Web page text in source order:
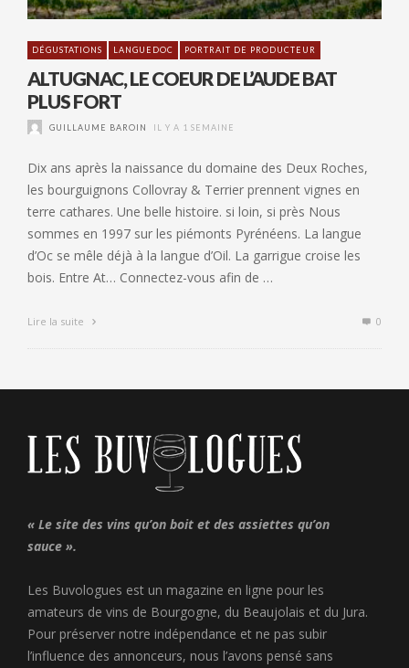
DÉGUSTATIONS LANGUEDOC PORTRAIT DE PRODUCTEUR
ALTUGNAC, LE COEUR DE L’AUDE BAT
PLUS FORT
GUILLAUME BAROIN IL Y A 1 SEMAINE
Dix ans après la naissance du domaine des Deux Roches,
les bourguignons Collovray & Terrier prennent vignes en
terre cathares. Une belle histoire. si loin, si près Nous
sommes en 1997 sur les piémonts Pyrénéens. La langue
d’Oc se mêle déjà à la langue d’Oil. La garrigue croise les
bois. Entre At… Connectez-vous afin de …
Lire la suite 0
« Le site des vins qu’on boit et des assiettes qu’on
sauce ».
Les Buvologues est un magazine en ligne pour les
amateurs de vins de Bourgogne, du Beaujolais et du Jura.
Pour préserver notre indépendance et ne pas subir
l’influence des annonceurs, nous l’avons pensé sans